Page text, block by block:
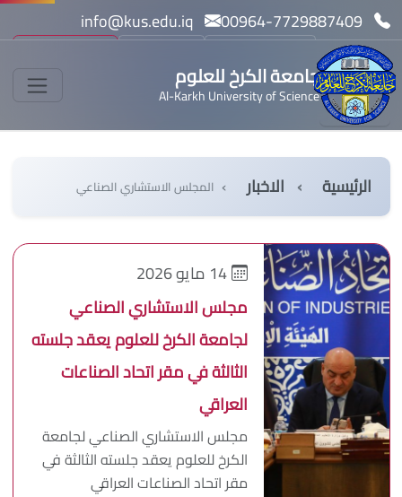
info@kus.edu.iq
بحث
جامعة الكرخ للعلوم
Al-Karkh University of Science
الرئيسية الاخبار المجلس الاستشاري الصناعي
14 مايو 2026
مجلس الاستشاري الصناعي
لجامعة الكرخ للعلوم يعقد جلسته
الثالثة في مقر اتحاد الصناعات
العراقي
مجلس الاستشاري الصناعي لجامعة
الكرخ للعلوم يعقد جلسته الثالثة في
مقر اتحاد الصناعات العراقي